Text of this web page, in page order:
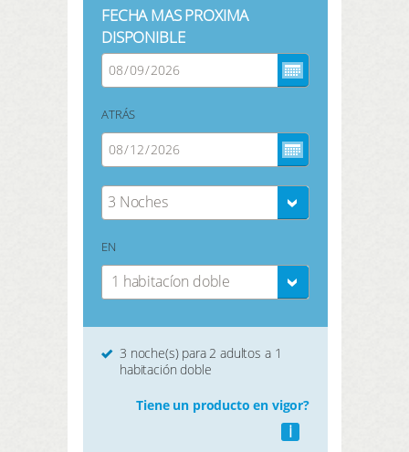
FECHA MAS PROXIMA
DISPONIBLE
ATRÁS
3 Noches
EN
1 habitacíon doble
3 noche(s) para 2 adultos a 1
habitación doble
Tiene un producto en vigor?
i